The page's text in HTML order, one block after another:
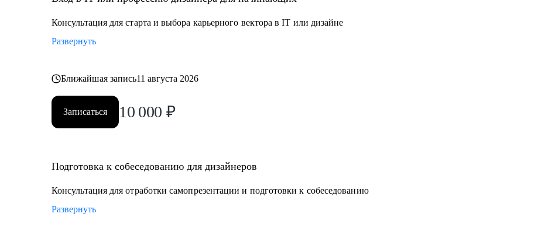
• Тем, кто хочет стать дизайнером в IT
• Тем, кто хочет войти в IT и начать строить карьеру с нуля, но не знает с чего начать
Обращайся ко мне, если нужна помощь с трудоустройством, ростом на текущем месте работы или
Консультация для старта и выбора карьерного вектора в IT или дизайне
Развернуть
Ближайшая запись11 августа 2026
Записаться 10 000 ₽
Подготовка к собеседованию для дизайнеров
Консультация для отработки самопрезентации и подготовки к собеседованию
Развернуть